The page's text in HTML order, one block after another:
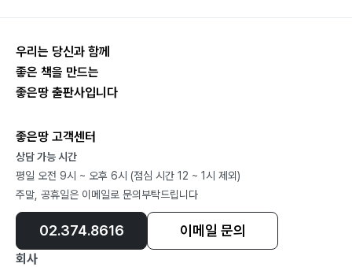
우리는 당신과 함께
좋은 책을 만드는
좋은땅 출판사입니다
좋은땅 고객센터
상담 가능 시간
평일 오전 9시 ~ 오후 6시 (점심 시간 12 ~ 1시 제외)
주말, 공휴일은 이메일로 문의부탁드립니다
02.374.8616 이메일 문의
회사